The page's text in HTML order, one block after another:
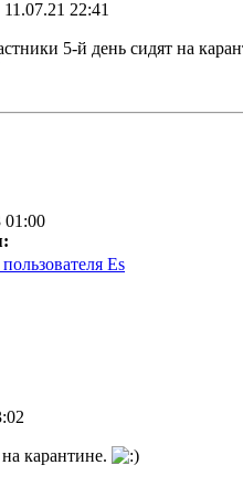
11.07.21 22:41
5-й день сидят на
01:00
Es
карантине.